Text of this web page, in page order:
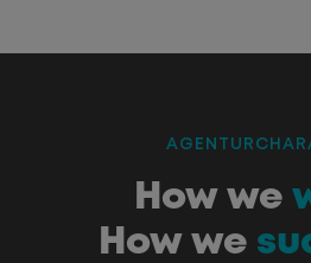
:How we
How we